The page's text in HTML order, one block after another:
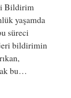
Bildirim
yaşamda
süreci
bildirimin
bu…